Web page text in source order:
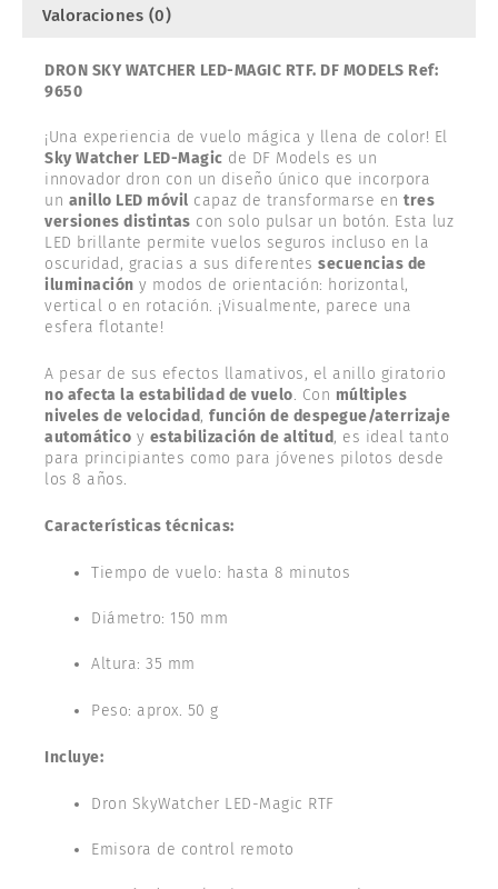
Valoraciones (0)
DRON SKY WATCHER LED-MAGIC RTF. DF MODELS Ref:
9650
¡Una experiencia de vuelo mágica y llena de color! El
Sky Watcher LED-Magic de DF Models es un
innovador dron con un diseño único que incorpora
un anillo LED móvil capaz de transformarse en tres
versiones distintas con solo pulsar un botón. Esta luz
LED brillante permite vuelos seguros incluso en la
oscuridad, gracias a sus diferentes secuencias de
iluminación y modos de orientación: horizontal,
vertical o en rotación. ¡Visualmente, parece una
esfera flotante!
A pesar de sus efectos llamativos, el anillo giratorio
no afecta la estabilidad de vuelo. Con múltiples
niveles de velocidad, función de despegue/aterrizaje
automático y estabilización de altitud, es ideal tanto
para principiantes como para jóvenes pilotos desde
los 8 años.
Características técnicas:
Tiempo de vuelo: hasta 8 minutos
Diámetro: 150 mm
Altura: 35 mm
Peso: aprox. 50 g
Incluye:
Dron SkyWatcher LED-Magic RTF
Emisora de control remoto